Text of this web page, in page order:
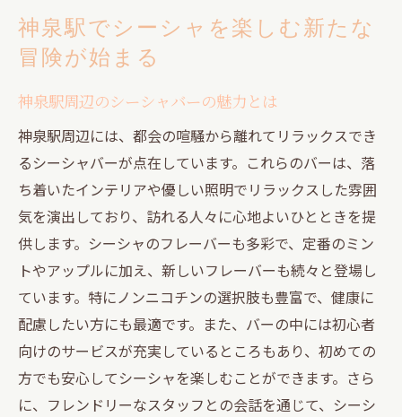
神泉駅のシーシャ文化を深く知る
シーシャ体験で神泉駅のバーを巡る旅に出よう
バー巡りで出会う多様なシーシャメニュー
友達とシーシャを楽しむためのスポット
デートにぴったりなシーシャバーの選び方
シーシャバーで過ごすリラックスした時間
神泉駅の隠れ家的シーシャスポット
シーシャ体験をさらに豊かにする方法
神泉駅周辺のシーシャバーで新フレーバーを発
見
今注目のシーシャフレーバーとは
シーシャフレーバーの選び方ガイド
神泉駅で人気のノンニコチンフレーバー
新フレーバーの楽しみ方をマスターしよう
神泉駅でシーシャを楽しむ新たな
冒険が始まる
神泉駅周辺のシーシャバーの魅力とは
神泉駅周辺には、都会の喧騒から離れてリラックスでき
るシーシャバーが点在しています。これらのバーは、落
ち着いたインテリアや優しい照明でリラックスした雰囲
気を演出しており、訪れる人々に心地よいひとときを提
供します。シーシャのフレーバーも多彩で、定番のミン
トやアップルに加え、新しいフレーバーも続々と登場し
ています。特にノンニコチンの選択肢も豊富で、健康に
配慮したい方にも最適です。また、バーの中には初心者
向けのサービスが充実しているところもあり、初めての
方でも安心してシーシャを楽しむことができます。さら
に、フレンドリーなスタッフとの会話を通じて、シーシ